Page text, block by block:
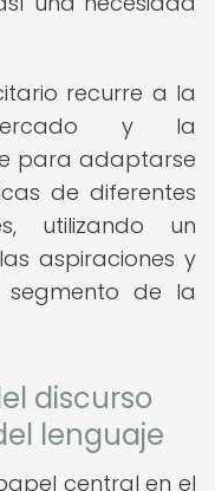
recurre a la
y la
para adaptarse
de diferentes
utilizando un
aspiraciones y
de la
discurso
lenguaje
central en el